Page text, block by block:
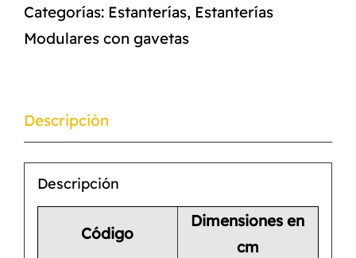
Categorías: Estanterías, Estanterías
Modulares con gavetas
Descripción
Descripción
Código
Dimensiones en
cm